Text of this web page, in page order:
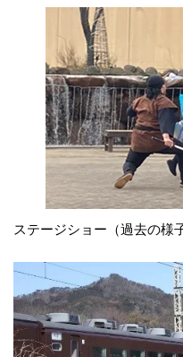
ステージショー（過去の様子